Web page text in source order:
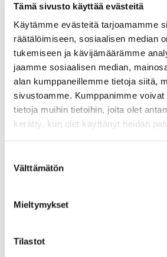
Tämä sivusto käyttää evästeitä
Käytämme evästeitä tarjoamamme
räätälöimiseen, sosiaalisen median
tukemiseen ja kävijämäärämme
jaamme sosiaalisen median,
alan kumppaneillemme tietoja siitä,
sivustoamme. Kumppanimme voivat
tietoja muihin tietoihin, joita olet
kerätty, kun olet käyttänyt heidän
valinta
Välttämätön
Mieltymykset
Tilastot
Finland-India Business
22.04.2017
Intia
India Steel Expo
organised by
in collaboration
20-22.4.2017
Please find enclosed a
Conference on India Steel,
exhibition and a conference